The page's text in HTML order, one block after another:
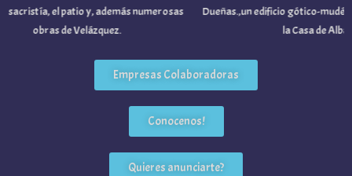
Dueñas.,un edificio gótico-
la Casa de Alba.
el patio y, además numerosas
obras de Velázquez.
Empresas Colaboradoras
Conocenos!
Quieres anunciarte?